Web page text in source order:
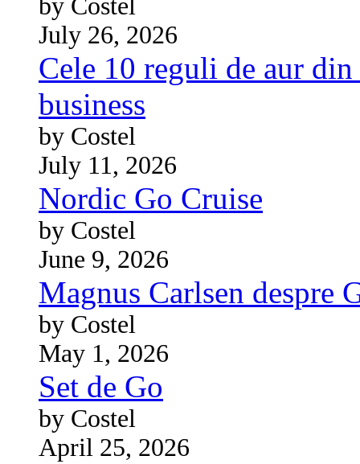
by Costel
July 26, 2026
Cele 10 reguli de aur
business
by Costel
July 11, 2026
Nordic Go Cruise
by Costel
June 9, 2026
Magnus Carlsen despre
by Costel
May 1, 2026
Set de Go
by Costel
April 25, 2026